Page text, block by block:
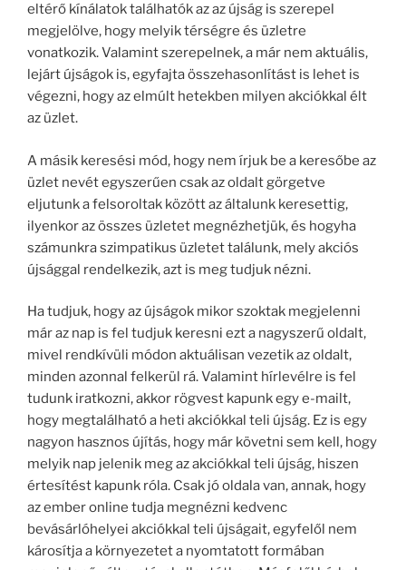
eltérő kínálatok találhatók az az újság is szerepel
megjelölve, hogy melyik térségre és üzletre
vonatkozik. Valamint szerepelnek, a már nem aktuális,
lejárt újságok is, egyfajta összehasonlítást is lehet is
végezni, hogy az elmúlt hetekben milyen akciókkal élt
az üzlet.
A másik keresési mód, hogy nem írjuk be a keresőbe az
üzlet nevét egyszerűen csak az oldalt görgetve
eljutunk a felsoroltak között az általunk keresettig,
ilyenkor az összes üzletet megnézhetjük, és hogyha
számunkra szimpatikus üzletet találunk, mely akciós
újsággal rendelkezik, azt is meg tudjuk nézni.
Ha tudjuk, hogy az újságok mikor szoktak megjelenni
már az nap is fel tudjuk keresni ezt a nagyszerű oldalt,
mivel rendkívüli módon aktuálisan vezetik az oldalt,
minden azonnal felkerül rá. Valamint hírlevélre is fel
tudunk iratkozni, akkor rögvest kapunk egy e-mailt,
hogy megtalálható a heti akciókkal teli újság. Ez is egy
nagyon hasznos újítás, hogy már követni sem kell, hogy
melyik nap jelenik meg az akciókkal teli újság, hiszen
értesítést kapunk róla. Csak jó oldala van, annak, hogy
az ember online tudja megnézni kedvenc
bevásárlóhelyei akciókkal teli újságait, egyfelől nem
károsítja a környezetet a nyomtatott formában